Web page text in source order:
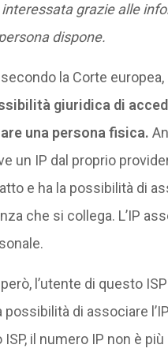
grazie alle
dispone.
la Corte europea,
giuridica di
una persona fisica.
un IP dal proprio
e ha la possibilità di
che si collega. L’IP
però, l’utente di questo
possibilità di associare
il numero IP non è